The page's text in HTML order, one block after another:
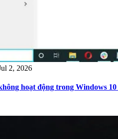
2, 2026
hoạt động trong Windows